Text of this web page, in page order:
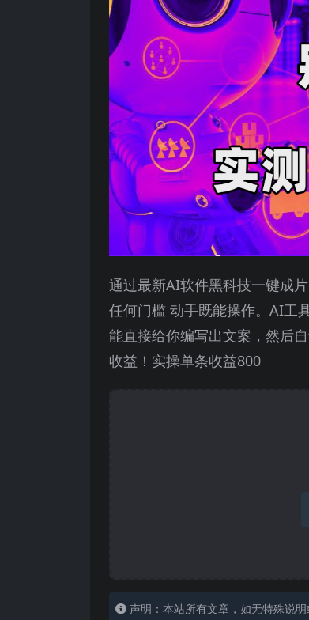
通过最新AI软件黑科技一键成
任何门槛 动手既能操作。AI工
能直接给你编写出文案，然后
收益！实操单条收益800
声明：本站所有文章，如无特殊说